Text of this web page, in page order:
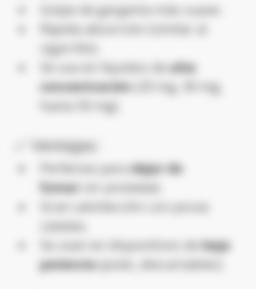
Golpe de garganta más suave.
Rápida absorción (similar al
cigarrillo).
Se usa en líquidos de alta
concentración
(20 mg, 30 mg,
hasta 50 mg).
✅ Ventajas:
Perfectas para dejar de
fumar
Gran satisfacción con pocas
caladas.
Se usan en dispositivos de baja
potencia (pods, descartables).